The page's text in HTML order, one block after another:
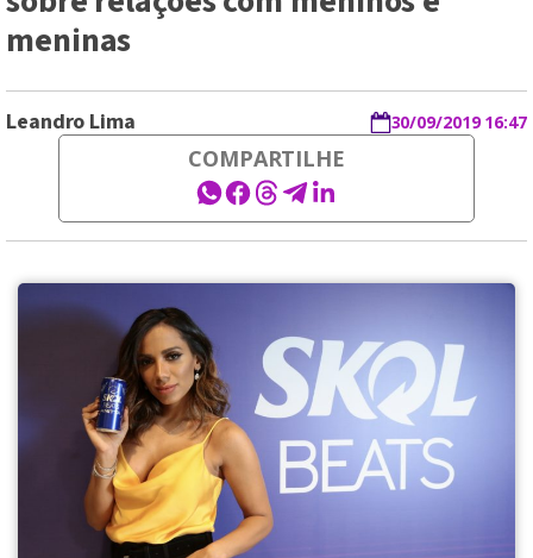
meninas
Leandro Lima 30/09/2019 16:47
COMPARTILHE